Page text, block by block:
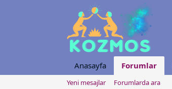
Anasayfa Forumlar
Yeni mesajlar
Forumlarda ara